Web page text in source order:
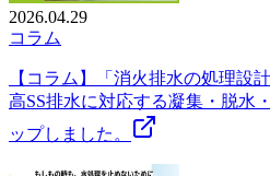
2026.04.29
コラム
【コラム】「消火排水の処理設
高SS排水に対応する凝集・脱水
ップしました。